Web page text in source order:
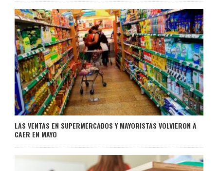
LAS VENTAS EN SUPERMERCADOS Y MAYORISTAS VOLVIERON A
CAER EN MAYO